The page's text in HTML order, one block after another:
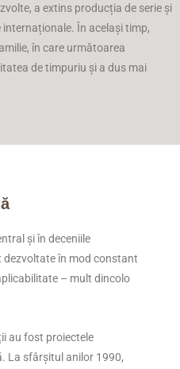
a extins producția de serie și
În același timp,
în care următoarea
de timpuriu și a dus mai
și în deceniile
dezvoltate în mod constant
– mult dincolo
au fost proiectele
La sfârșitul anilor 1990,